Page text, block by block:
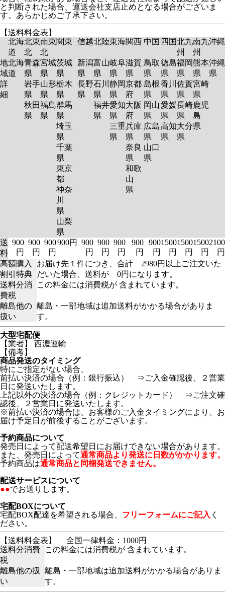
と判断された場合、運送会社支店止めとなる場合がございま
す。あらかじめご了承下さい。
【送料料金表】
北海
道
北東
北
南東
北
関東 信越北陸東海関西 中国 四国北九
州
南九
州
沖縄
地
域
詳
細
北海
道
青森
県
岩手
県
秋田
県
宮城
県
山形
県
福島
県
茨城
県
栃木
県
群馬
県
埼玉
県
千葉
県
東京
都
神奈
川
県
山梨
県
新潟
県
長野
県
富山
県
石川
県
福井
県
岐阜
県
静岡
県
愛知
県
三重
県
滋賀
県
京都
府
大阪
府
兵庫
県
奈良
県
和歌
山
県
鳥取
県
島根
県
岡山
県
広島
県
山口
県
徳島
県
香川
県
愛媛
県
高知
県
福岡
県
佐賀
県
長崎
県
大分
県
熊本
県
宮崎
県
鹿児
島
県
沖縄
県
送
料
900
円
900
円
900
円
900円
900
円
900
円
900
円
900
円
900
円
1500
円
1500
円
1500
円
2100
円
高額購入
割引特典
お届け先１件につき、合計 2980円以上ご注文いた
だいた場合、送料が 0円になります。
送料分消
費税
この料金には消費税が 含まれています。
離島他の
扱い
離島・一部地域は追加送料がかかる場合がありま
す。
大型宅配便
【業者】 西濃運輸
【備考】
商品発送のタイミング
特にご指定がない場合、
前払い決済の場合（例：銀行振込） ⇒ご入金確認後、２営業
日に発送いたします。
上記以外の決済の場合（例：クレジットカード） ⇒ご注文確
認後、２営業日に発送いたします。
※前払い決済の場合は、お客様のご入金タイミングにより、お
届け予定日が前後することがございます。
予約商品について
発売日によって配送希望日にお届けできない場合があります。
また、発売日によって通常商品より発送に日数がかかります。
予約商品は通常商品と同梱発送できません。
配送サービスについて
●●でお送りします。
宅配BOXについて
宅配BOX配達を希望される場合、 フリーフォームにご記入 く
ださい。
【送料料金表】
全国一律料金：1000円
送料分消費
税
この料金には消費税が 含まれています。
離島他の扱
い
離島・一部地域は追加送料がかかる場合がありま
す。